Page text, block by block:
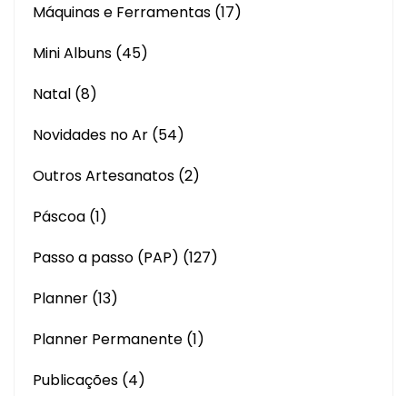
Máquinas e Ferramentas (17)
Mini Albuns (45)
Natal (8)
Novidades no Ar (54)
Outros Artesanatos (2)
Páscoa (1)
Passo a passo (PAP) (127)
Planner (13)
Planner Permanente (1)
Publicações (4)